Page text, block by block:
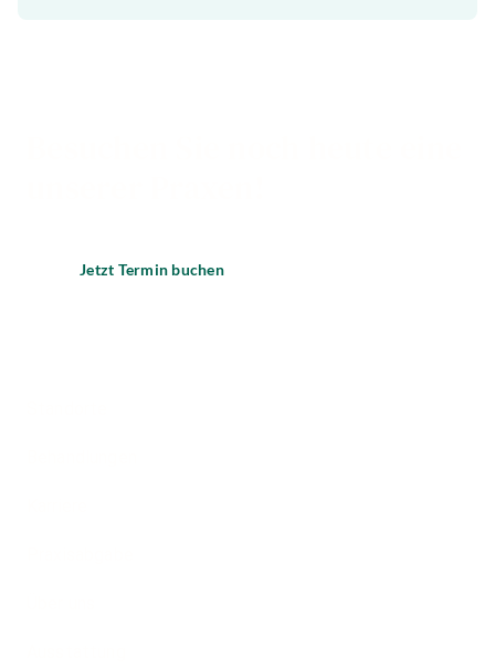
Jetzt Termin buchen